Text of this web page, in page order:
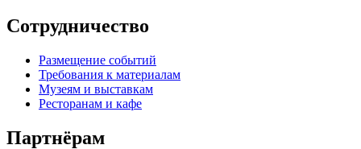
Сотрудничество
Размещение событий
Требования к материалам
Музеям и выставкам
Ресторанам и кафе
Партнёрам